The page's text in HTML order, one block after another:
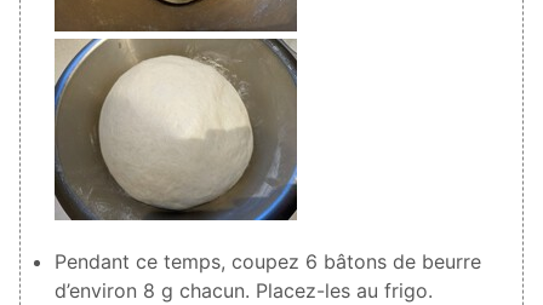
Pendant ce temps, coupez 6 bâtons de beurre
d’environ 8 g chacun. Placez-les au frigo.